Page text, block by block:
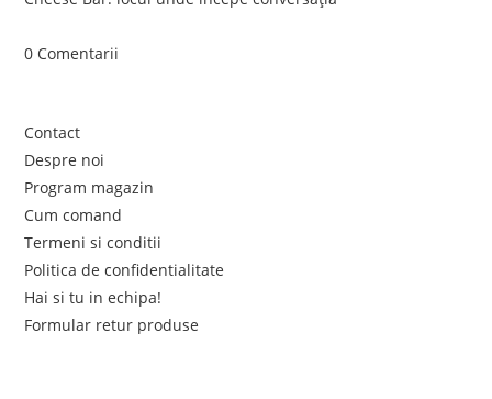
0 Comentarii
Contact
Despre noi
Program magazin
Cum comand
Termeni si conditii
Politica de confidentialitate
Hai si tu in echipa!
Formular retur produse